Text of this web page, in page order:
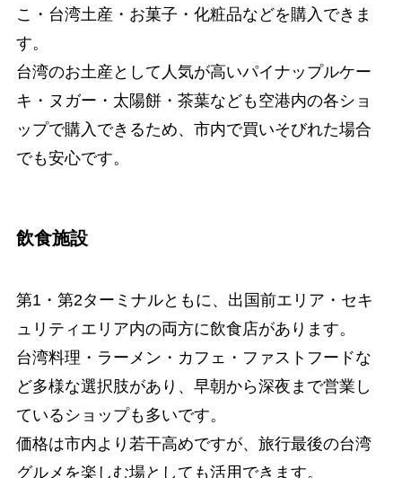
こ・台湾土産・お菓子・化粧品などを購入できま
す。
台湾のお土産として人気が高いパイナップルケー
キ・ヌガー・太陽餅・茶葉なども空港内の各ショ
ップで購入できるため、市内で買いそびれた場合
でも安心です。
飲食施設
第1・第2ターミナルともに、出国前エリア・セキ
ュリティエリア内の両方に飲食店があります。
台湾料理・ラーメン・カフェ・ファストフードな
ど多様な選択肢があり、早朝から深夜まで営業し
ているショップも多いです。
価格は市内より若干高めですが、旅行最後の台湾
グルメを楽しむ場としても活用できます。